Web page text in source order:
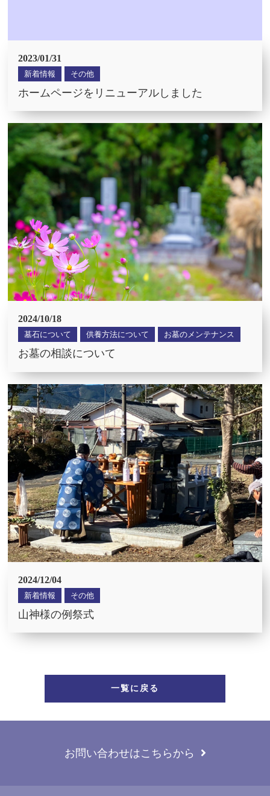
2023/01/31
新着情報 その他
ホームページをリニューアルしました
2024/10/18
墓石について 供養方法について お墓のメンテナンス
お墓の相談について
2024/12/04
新着情報 その他
山神様の例祭式
一覧に戻る
お問い合わせはこちらから